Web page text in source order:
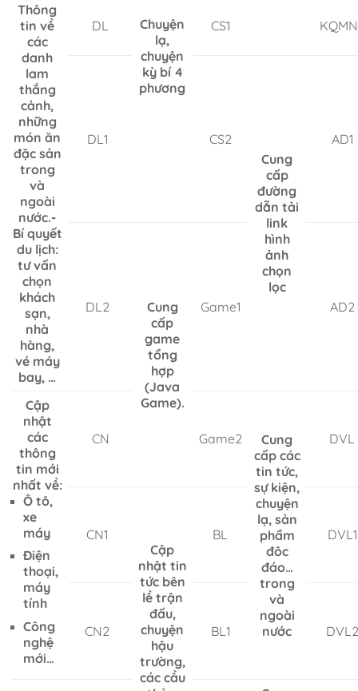
Chuyện
lạ,
chuyện
kỳ bí 4
phương
Thông
tin về
các
danh
lam
thắng
cảnh,
những
món ăn
đặc sản
trong
và
ngoài
nước.-
Bí quyết
du lịch:
tư vấn
chọn
khách
sạn,
nhà
hàng,
vé máy
bay, …
DL CS1
DL1
CS2
Cung
cấp
đường
dẫn tải
link
hình
ảnh
chọn
lọc
AD1
DL2
Cung
cấp
game
tổng
hợp
(Java
Game).
Game1 AD2
Cập
nhật
các
thông
tin mới
nhất về:
Ô tô,
xe
máy
Điện
thoại,
máy
tính
Công
nghệ
mới…
CN Game2
Cung
cấp các
tin tức,
sự kiện,
chuyện
lạ, sản
phẩm
đôc
đáo…
trong
và
ngoài
nước
DVL
CN1
Cập
nhật tin
tức bên
lề trận
đấu,
chuyện
hậu
trường,
các cầu
BL DVL1
CN2 BL1 DVL2